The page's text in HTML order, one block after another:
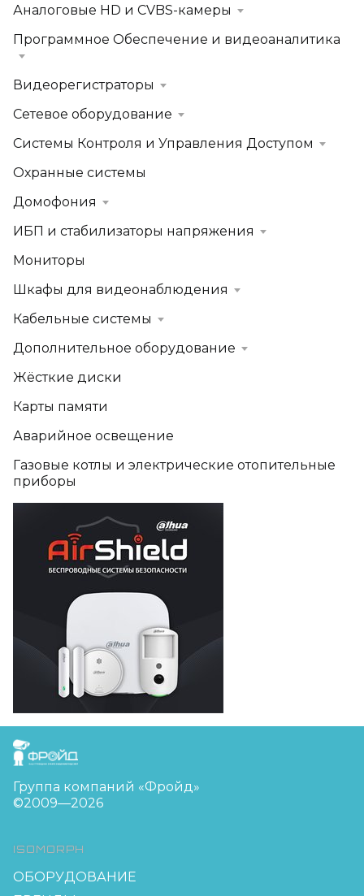
Аналоговые HD и CVBS-камеры
Программное Обеспечение и видеоаналитика
Видеорегистраторы
Сетевое оборудование
Системы Контроля и Управления Доступом
Охранные системы
Домофония
ИБП и стабилизаторы напряжения
Мониторы
Шкафы для видеонаблюдения
Кабельные системы
Дополнительное оборудование
Жёсткие диски
Карты памяти
Аварийное освещение
Газовые котлы и электрические отопительные
приборы
FreudGroup
Группа компаний «Фройд»
©2009—2026
ISOMORPH
ОБОРУДОВАНИЕ